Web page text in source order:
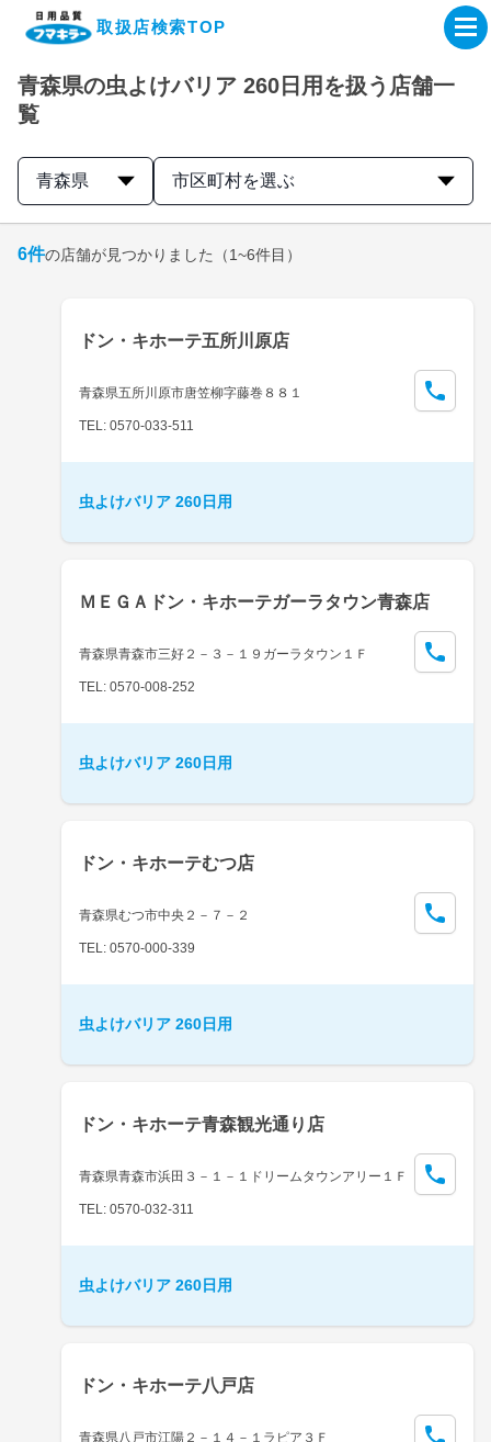
取扱店検索TOP
企業・IR情報サイト
製品情報サイト
取扱店検索はこちら
青森県の虫よけバリア 260日用を扱う店舗一
覧
青森県 市区町村を選ぶ
6件の店舗が見つかりました （1~6件目）
ドン・キホーテ五所川原店
青森県五所川原市唐笠柳字藤巻８８１
TEL: 0570-033-511
虫よけバリア 260日用
ＭＥＧＡドン・キホーテガーラタウン青森店
青森県青森市三好２－３－１９ガーラタウン１Ｆ
TEL: 0570-008-252
虫よけバリア 260日用
ドン・キホーテむつ店
青森県むつ市中央２－７－２
TEL: 0570-000-339
虫よけバリア 260日用
ドン・キホーテ青森観光通り店
青森県青森市浜田３－１－１ドリームタウンアリー１Ｆ
TEL: 0570-032-311
虫よけバリア 260日用
ドン・キホーテ八戸店
青森県八戸市江陽２－１４－１ラピア３Ｆ